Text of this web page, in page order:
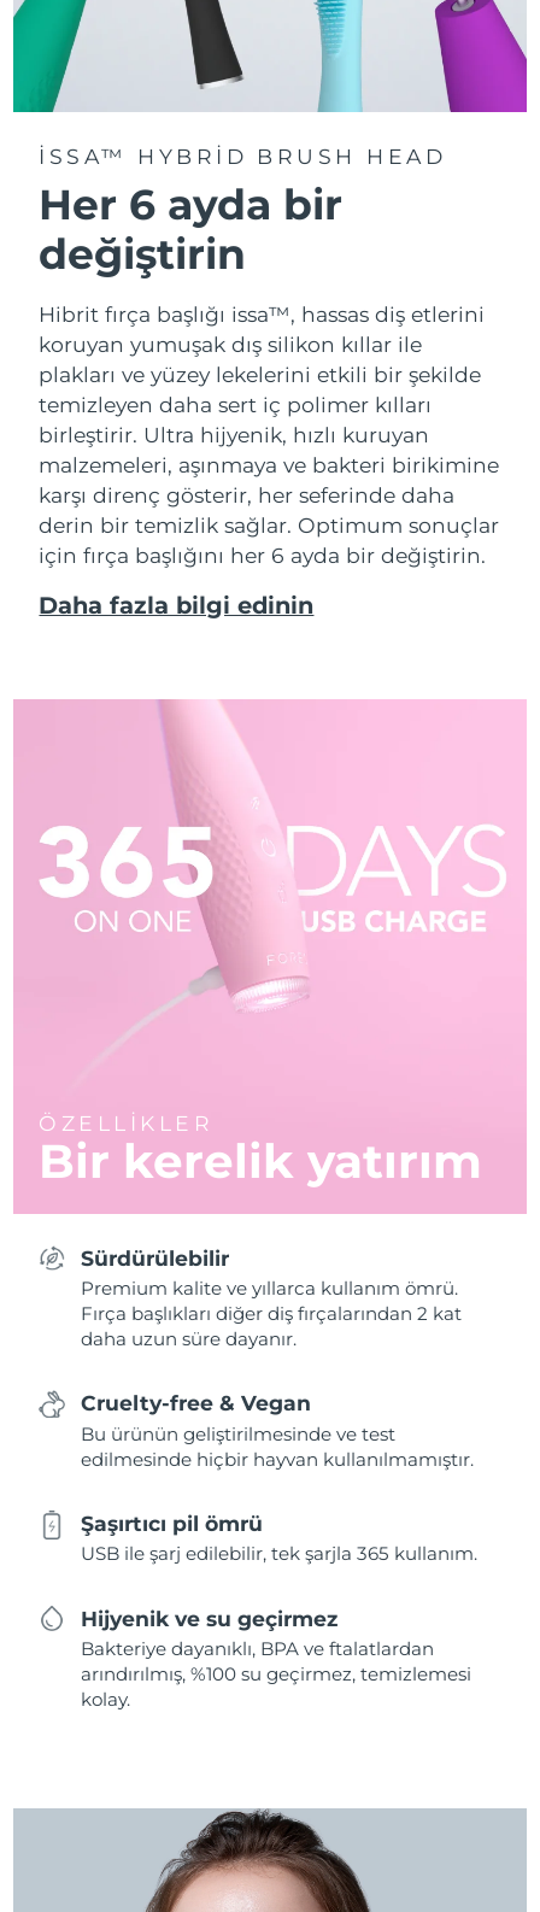
ISSA™ HYBRID BRUSH HEAD
Her 6 ayda bir
değiştirin
Hibrit fırça başlığı issa™, hassas diş etlerini
koruyan yumuşak dış silikon kıllar ile
plakları ve yüzey lekelerini etkili bir şekilde
temizleyen daha sert iç polimer kılları
birleştirir. Ultra hijyenik, hızlı kuruyan
malzemeleri, aşınmaya ve bakteri birikimine
karşı direnç gösterir, her seferinde daha
derin bir temizlik sağlar. Optimum sonuçlar
için fırça başlığını her 6 ayda bir değiştirin.
Daha fazla bilgi edinin
ÖZELLİKLER
Bir kerelik yatırım
Sürdürülebilir
Premium kalite ve yıllarca kullanım ömrü.
Fırça başlıkları diğer diş fırçalarından 2 kat
daha uzun süre dayanır.
Cruelty-free & Vegan
Bu ürünün geliştirilmesinde ve test
edilmesinde hiçbir hayvan kullanılmamıştır.
Şaşırtıcı pil ömrü
USB ile şarj edilebilir, tek şarjla 365 kullanım.
Hijyenik ve su geçirmez
Bakteriye dayanıklı, BPA ve ftalatlardan
arındırılmış, %100 su geçirmez, temizlemesi
kolay.